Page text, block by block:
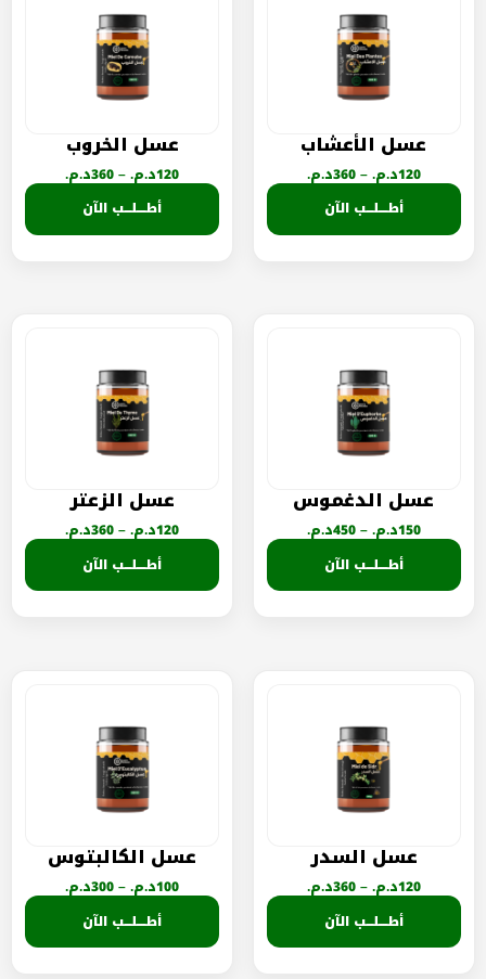
عسل الأعشاب
120د.م.–
360د.م.
أطــــلـــب الآن
عسل الخروب
120د.م.–
360د.م.
أطــــلـــب الآن
عسل الدغموس
150د.م.–
450د.م.
أطــــلـــب الآن
عسل الزعتر
120د.م.–
360د.م.
أطــــلـــب الآن
عسل السدر
120د.م.–
360د.م.
أطــــلـــب الآن
عسل الكالبتوس
100د.م.–
300د.م.
أطــــلـــب الآن